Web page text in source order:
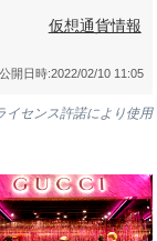
仮想通貨情報
公開日時:2022/02/10 11:05
イセンス許諾により使用